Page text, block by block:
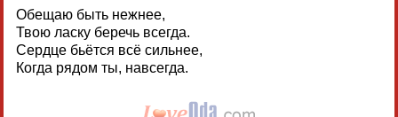
Обещаю быть нежнее,
Твою ласку беречь всегда.
Сердце бьётся всё сильнее,
Когда рядом ты, навсегда.